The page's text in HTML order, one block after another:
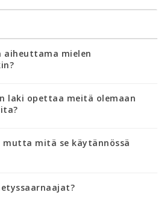
aiheuttama mielen
laki opettaa meitä olemaan
mutta mitä se käytännössä